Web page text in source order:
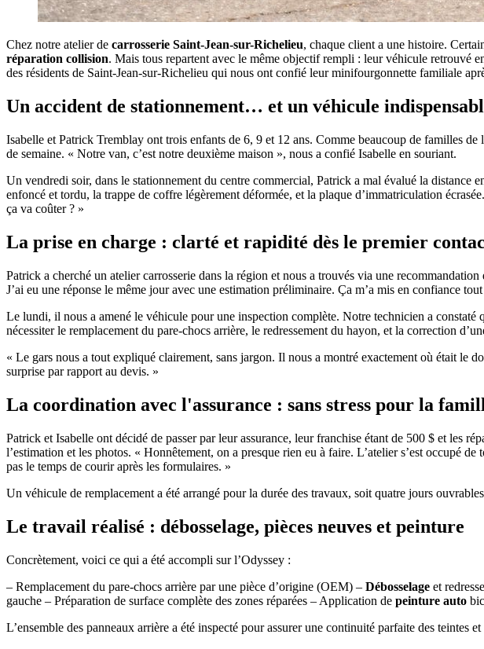
Chez notre atelier de carrosserie Saint-Jean-sur-Richelieu, chaque client a une histoire.
réparation collision. Mais tous repartent avec le même objectif rempli : leur véhicule retrouvé
des résidents de Saint-Jean-sur-Richelieu qui nous ont confié leur minifourgonnette familiale
Un accident de stationnement… et un véhicule
Isabelle et Patrick Tremblay ont trois enfants de 6, 9 et 12 ans. Comme beaucoup de familles
de semaine. « Notre van, c’est notre deuxième maison », nous a confié Isabelle en souriant.
Un vendredi soir, dans le stationnement du centre commercial, Patrick a mal évalué la
enfoncé et tordu, la trappe de coffre légèrement déformée, et la plaque d’immatriculation
ça va coûter ? »
La prise en charge : clarté et rapidité dès le premier
Patrick a cherché un atelier carrosserie dans la région et nous a trouvés via une
J’ai eu une réponse le même jour avec une estimation préliminaire. Ça m’a mis en confiance
Le lundi, il nous a amené le véhicule pour une inspection complète. Notre technicien a constaté
nécessiter le remplacement du pare-chocs arrière, le redressement du hayon, et la correction
« Le gars nous a tout expliqué clairement, sans jargon. Il nous a montré exactement où était le
surprise par rapport au devis. »
La coordination avec l'assurance : sans stress pour la
Patrick et Isabelle ont décidé de passer par leur assurance, leur franchise étant de 500 $ et les
l’estimation et les photos. « Honnêtement, on a presque rien eu à faire. L’atelier s’est occupé
pas le temps de courir après les formulaires. »
Un véhicule de remplacement a été arrangé pour la durée des travaux, soit quatre jours
Le travail réalisé : débosselage, pièces neuves et peinture
Concrètement, voici ce qui a été accompli sur l’Odyssey :
– Remplacement du pare-chocs arrière par une pièce d’origine (OEM) – Débosselage et
gauche – Préparation de surface complète des zones réparées – Application de peinture auto
L’ensemble des panneaux arrière a été inspecté pour assurer une continuité parfaite des